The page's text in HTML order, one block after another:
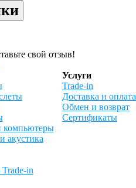
свой отзыв!
компьютеры
акустика
Trade-in
Услуги
Trade-in
Доставка и оплата
Обмен и возврат
Сертификаты